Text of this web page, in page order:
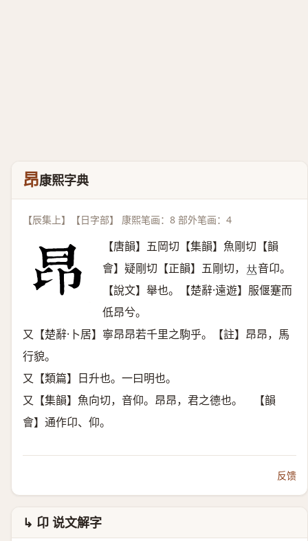
昂康熙字典
【辰集上】【日字部】 康熙笔画：8 部外笔画：4
【唐韻】五岡切【集韻】魚剛切【韻
會】疑剛切【正韻】五剛切， 𠀤音卬。
【說文】舉也。【楚辭·遠遊】服偃蹇而
低昂兮。
又【楚辭·卜居】寧昂昂若千里之駒乎。【註】昂昂，馬
行貌。
又【類篇】日升也。一曰明也。
又【集韻】魚向切，音仰。昂昂，君之德也。 【韻
會】通作卬、仰。
反馈
↳ 卬 说文解字